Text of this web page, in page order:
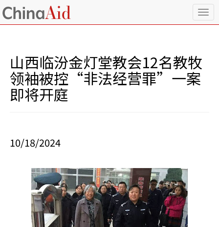
T
o
山西临汾金灯堂教会12名教牧
领袖被控“非法经营罪”一案
即将开庭
10/18/2024